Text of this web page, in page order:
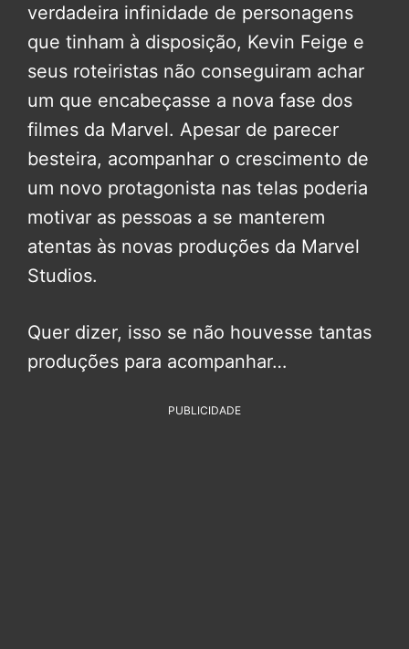
verdadeira infinidade de personagens
que tinham à disposição, Kevin Feige e
seus roteiristas não conseguiram achar
um que encabeçasse a nova fase dos
filmes da Marvel. Apesar de parecer
besteira, acompanhar o crescimento de
um novo protagonista nas telas poderia
motivar as pessoas a se manterem
atentas às novas produções da Marvel
Studios.
Quer dizer, isso se não houvesse tantas
produções para acompanhar…
PUBLICIDADE